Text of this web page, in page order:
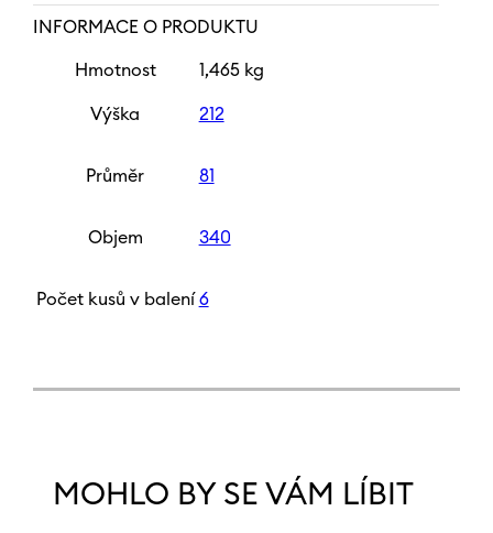
INFORMACE O PRODUKTU
Hmotnost 1,465 kg
Výška 212
Průměr 81
Objem 340
Počet kusů v balení 6
MOHLO BY SE VÁM LÍBIT